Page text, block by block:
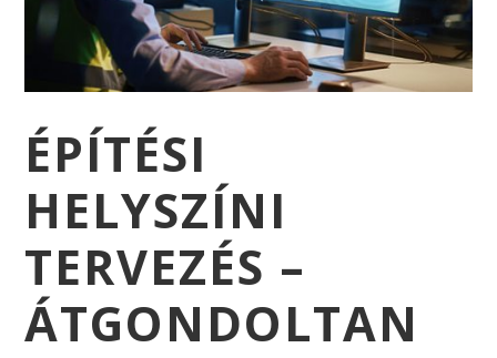
ÉPÍTÉSI
HELYSZÍNI
TERVEZÉS –
ÁTGONDOLTAN